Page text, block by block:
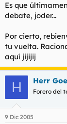
Es que
debate, joder...
Por cierto,
tu vuelta.
aquí jijijij
H Herr
Forero del
9 Dic 2005